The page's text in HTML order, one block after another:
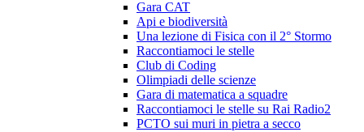
Gara CAT
Api e biodiversità
Una lezione di Fisica con il 2° Stormo
Raccontiamoci le stelle
Club di Coding
Olimpiadi delle scienze
Gara di matematica a squadre
Raccontiamoci le stelle su Rai Radio2
PCTO sui muri in pietra a secco